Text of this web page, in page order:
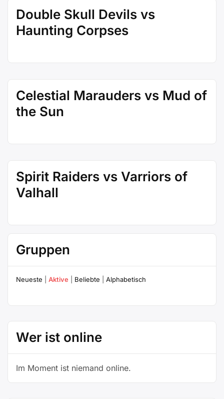
Double Skull Devils vs
Haunting Corpses
Celestial Marauders vs Mud of
the Sun
Spirit Raiders vs Varriors of
Valhall
Gruppen
Neueste Aktive Beliebte Alphabetisch
Wer ist online
Im Moment ist niemand online.